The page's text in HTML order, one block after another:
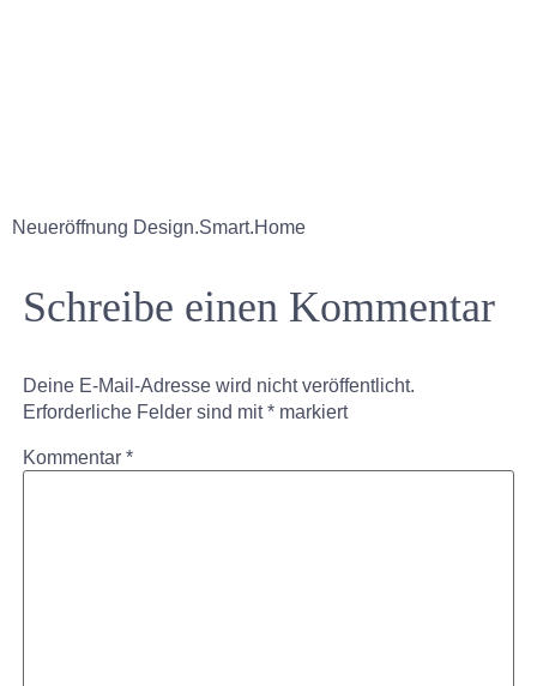
Neueröffnung Design.Smart.Home
Schreibe einen Kommentar
Deine E-Mail-Adresse wird nicht veröffentlicht.
Erforderliche Felder sind mit*markiert
Kommentar *